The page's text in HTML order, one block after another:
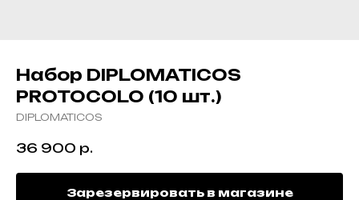
Набор DIPLOMATICOS
PROTOCOLO (10 шт.)
DIPLOMATICOS
36 900 р.
Зарезервировать в магазине